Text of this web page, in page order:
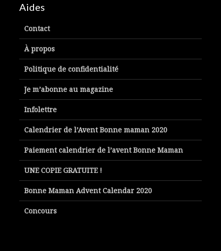
Aides
Contact
À propos
Politique de confidentialité
Je m’abonne au magazine
Infolettre
Calendrier de l’Avent Bonne maman 2020
Paiement calendrier de l’avent Bonne Maman
UNE COPIE GRATUITE !
Bonne Maman Advent Calendar 2020
Concours